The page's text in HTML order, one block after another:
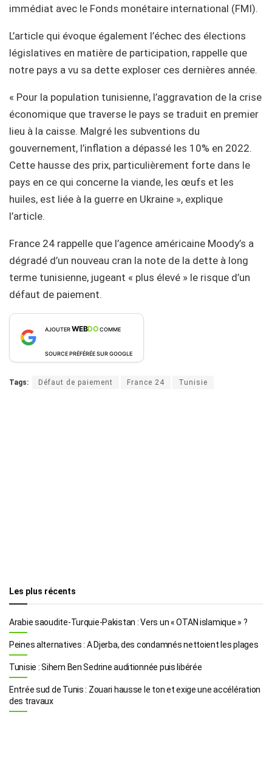
immédiat avec le Fonds monétaire international (FMI).
L’article qui évoque également l’échec des élections
législatives en matière de participation, rappelle que
notre pays a vu sa dette exploser ces dernières année.
« Pour la population tunisienne, l’aggravation de la crise
économique que traverse le pays se traduit en premier
lieu à la caisse. Malgré les subventions du
gouvernement, l’inflation a dépassé les 10% en 2022.
Cette hausse des prix, particulièrement forte dans le
pays en ce qui concerne la viande, les œufs et les
huiles, est liée à la guerre en Ukraine », explique
l’article.
France 24 rappelle que l’agence américaine Moody’s a
dégradé d’un nouveau cran la note de la dette à long
terme tunisienne, jugeant « plus élevé » le risque d’un
défaut de paiement.
AJOUTERWEBDOCOMME
SOURCE PRÉFÉRÉE SUR GOOGLE
Tags: Défaut de paiement France 24 Tunisie
Les plus récents
Arabie saoudite-Turquie-Pakistan : Vers un « OTAN islamique » ?
Peines alternatives : A Djerba, des condamnés nettoient les plages
Tunisie : Sihem Ben Sedrine auditionnée puis libérée
Entrée sud de Tunis : Zouari hausse le ton et exige une accélération
des travaux